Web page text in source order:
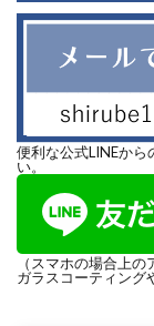
便利な公式LINEから
い。
（スマホの場合上
ガラスコーティング